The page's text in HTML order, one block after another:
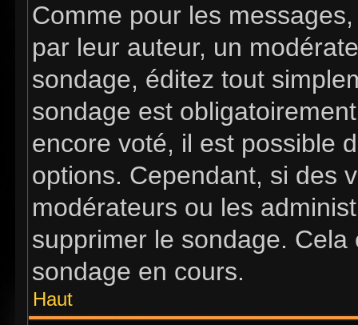
Comme pour les
par leur auteur, un
sondage, éditez tout
sondage est
encore voté, il est possible
options. Cependant, si des
modérateurs ou les
supprimer le sondage. Cela
sondage en cours.
Haut